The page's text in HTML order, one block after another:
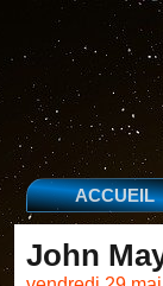
ACCUEIL
John